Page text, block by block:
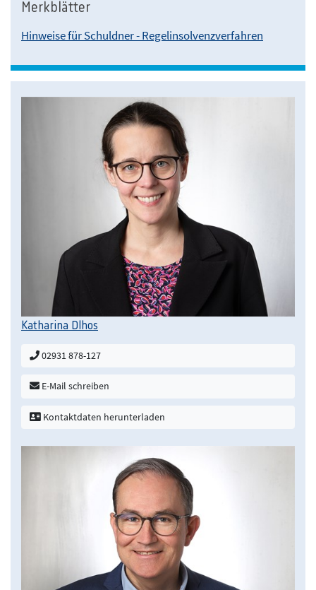
Merkblätter
Hinweise für Schuldner - Regelinsolvenzverfahren
Katharina Dlhos
02931 878-127
E-Mail schreiben
Kontaktdaten herunterladen